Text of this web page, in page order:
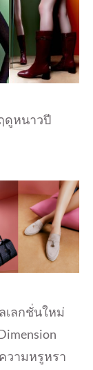
ดูหนาวปี
เลกชั่นใหม่
วามหรูหรา